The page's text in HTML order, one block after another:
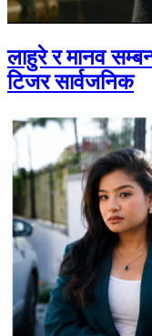
लाहुरे र मानव
टिजर सार्वजनिक